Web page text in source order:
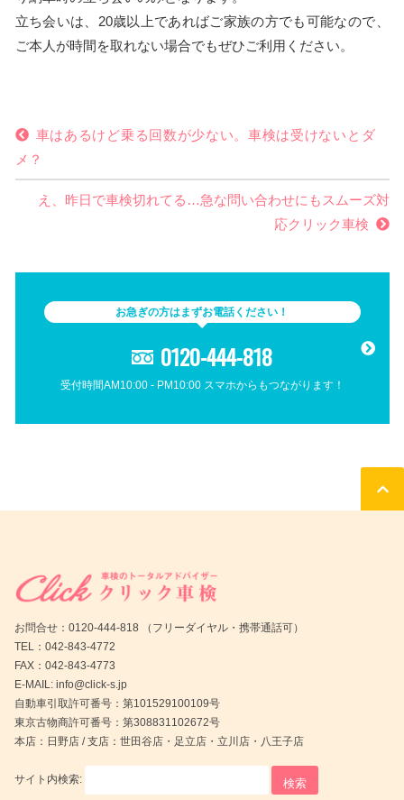
立ち会いは、20歳以上であればご家族の方でも可能なので、
ご本人が時間を取れない場合でもぜひご利用ください。
車はあるけど乗る回数が少ない。車検は受けないとダ
メ？
え、昨日で車検切れてる…急な問い合わせにもスムーズ対
応クリック車検
お急ぎの方はまずお電話ください！
0120-444-818
受付時間AM10:00 - PM10:00 スマホからもつながります！
お問合せ：0120-444-818 （フリーダイヤル・携帯通話可）
TEL：042-843-4772
FAX：042-843-4773
E-MAIL: info@click-s.jp
自動車引取許可番号：第101529100109号
東京古物商許可番号：第308831102672号
本店：日野店 / 支店：世田谷店・足立店・立川店・八王子店
サイト内検索: